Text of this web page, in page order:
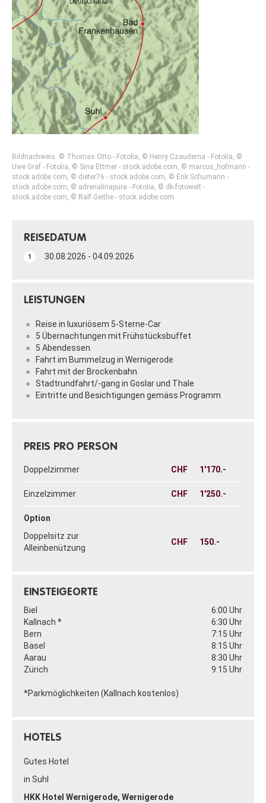
Bildnachweis: © Thomas Otto - Fotolia, © Henry Czauderna - Fotolia, ©
Uwe Graf - Fotolia, © Sina Ettmer - stock.adobe.com, © marcus_hofmann -
stock.adobe.com, © dieter76 - stock.adobe.com, © Erik Schumann -
stock.adobe.com, © adrenalinapura - Fotolia, © dk-fotowelt -
stock.adobe.com, © Ralf Geithe - stock.adobe.com
REISEDATUM
1 30.08.2026 - 04.09.2026
LEISTUNGEN
Reise in luxuriösem 5-Sterne-Car
5 Übernachtungen mit Frühstücksbuffet
5 Abendessen
Fahrt im Bummelzug in Wernigerode
Fahrt mit der Brockenbahn
Stadtrundfahrt/-gang in Goslar und Thale
Eintritte und Besichtigungen gemäss Programm
PREIS PRO PERSON
Doppelzimmer CHF 1'170.-
Einzelzimmer CHF 1'250.-
Option
Doppelsitz zur
Alleinbenützung
CHF 150.-
EINSTEIGEORTE
Biel
6:00 Uhr
Kallnach *
6:30 Uhr
Bern
7:15 Uhr
Basel
8:15 Uhr
Aarau
8:30 Uhr
Zürich
9:15 Uhr
*Parkmöglichkeiten (Kallnach kostenlos)
HOTELS
Gutes Hotel
in Suhl
HKK Hotel Wernigerode, Wernigerode